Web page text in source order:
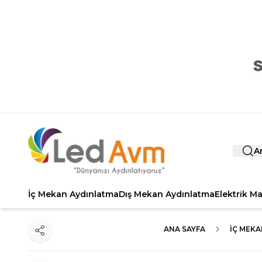
İç Mekan AydınlatmaDış Mekan AydınlatmaElektrik
ANA SAYFA İÇ
Paylaş